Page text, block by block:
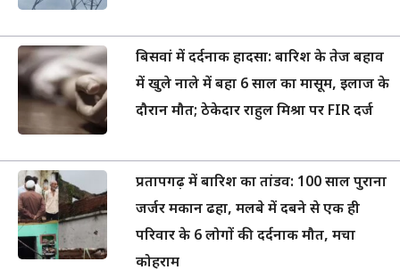
बिसवां में दर्दनाक हादसा: बारिश के तेज बहाव
में खुले नाले में बहा 6 साल का मासूम, इलाज के
दौरान मौत; ठेकेदार राहुल मिश्रा पर FIR दर्ज
प्रतापगढ़ में बारिश का तांडव: 100 साल पुराना
जर्जर मकान ढहा, मलबे में दबने से एक ही
परिवार के 6 लोगों की दर्दनाक मौत, मचा
कोहराम